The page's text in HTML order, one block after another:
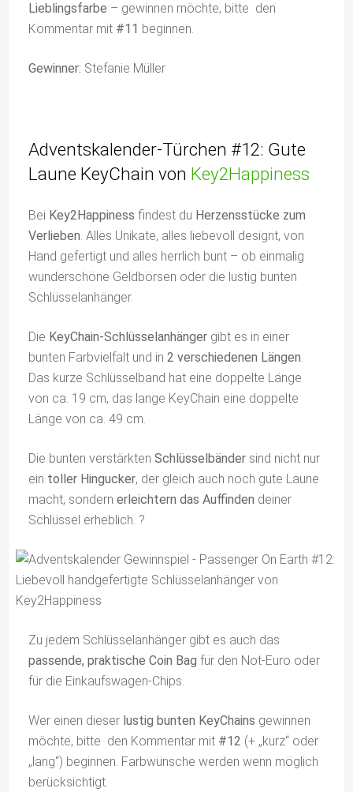
Lieblingsfarbe – gewinnen möchte, bitte den
Kommentar mit #11 beginnen.
Gewinner: Stefanie Müller
Adventskalender-Türchen #12: Gute
Laune KeyChain von Key2Happiness
Bei Key2Happiness findest du Herzensstücke zum
Verlieben. Alles Unikate, alles liebevoll designt, von
Hand gefertigt und alles herrlich bunt – ob einmalig
wunderschöne Geldbörsen oder die lustig bunten
Schlüsselanhänger.
Die KeyChain-Schlüsselanhänger gibt es in einer
bunten Farbvielfalt und in 2 verschiedenen Längen.
Das kurze Schlüsselband hat eine doppelte Länge
von ca. 19 cm, das lange KeyChain eine doppelte
Länge von ca. 49 cm.
Die bunten verstärkten Schlüsselbänder sind nicht nur
ein toller Hingucker, der gleich auch noch gute Laune
macht, sondern erleichtern das Auffinden deiner
Schlüssel erheblich. ?
Zu jedem Schlüsselanhänger gibt es auch das
passende, praktische Coin Bag für den Not-Euro oder
für die Einkaufswagen-Chips.
Wer einen dieser lustig bunten KeyChains gewinnen
möchte, bitte den Kommentar mit #12 (+ „kurz“ oder
„lang“) beginnen. Farbwünsche werden wenn möglich
berücksichtigt.